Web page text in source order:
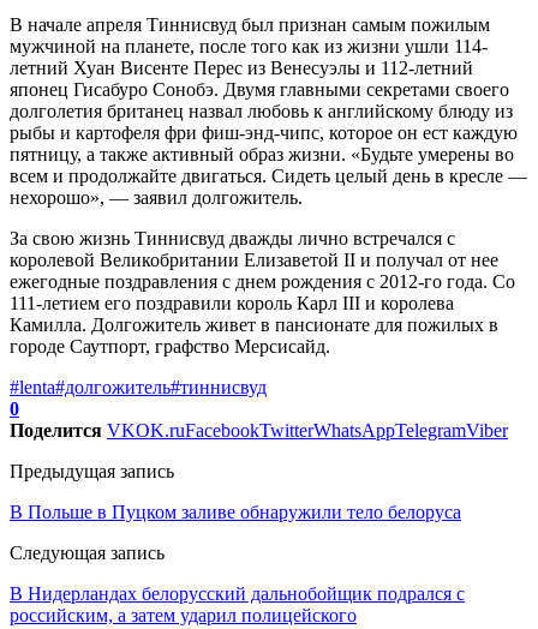
В начале апреля Тиннисвуд был признан самым пожилым
мужчиной на планете, после того как из жизни ушли 114-
летний Хуан Висенте Перес из Венесуэлы и 112-летний
японец Гисабуро Сонобэ. Двумя главными секретами своего
долголетия британец назвал любовь к английскому блюду из
рыбы и картофеля фри фиш-энд-чипс, которое он ест каждую
пятницу, а также активный образ жизни. «Будьте умерены во
всем и продолжайте двигаться. Сидеть целый день в кресле —
нехорошо», — заявил долгожитель.
За свою жизнь Тиннисвуд дважды лично встречался с
королевой Великобритании Елизаветой II и получал от нее
ежегодные поздравления с днем рождения с 2012-го года. Со
111-летием его поздравили король Карл III и королева
Камилла. Долгожитель живет в пансионате для пожилых в
городе Саутпорт, графство Мерсисайд.
#lenta#долгожитель#тиннисвуд
0
Поделится VKOK.ruFacebookTwitterWhatsAppTelegramViber
Предыдущая запись
В Польше в Пуцком заливе обнаружили тело белоруса
Следующая запись
В Нидерландах белорусский дальнобойщик подрался с
российским, а затем ударил полицейского